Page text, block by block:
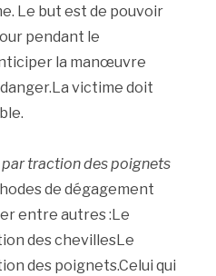
Le but est de pouvoir
pendant le
la manœuvre
victime doit
par traction des poignets
de dégagement
entre autres :Le
des chevillesLe
des poignets.Celui qui